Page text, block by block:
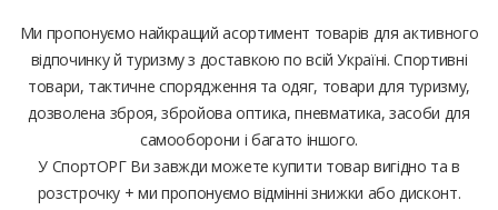
Ми пропонуємо найкращий асортимент товарів для активного
відпочинку й туризму з доставкою по всій Україні. Спортивні
товари, тактичне спорядження та одяг, товари для туризму,
дозволена зброя, збройова оптика, пневматика, засоби для
самооборони і багато іншого.
У СпортОРГ Ви завжди можете купити товар вигідно та в
розстрочку + ми пропонуємо відмінні знижки або дисконт.